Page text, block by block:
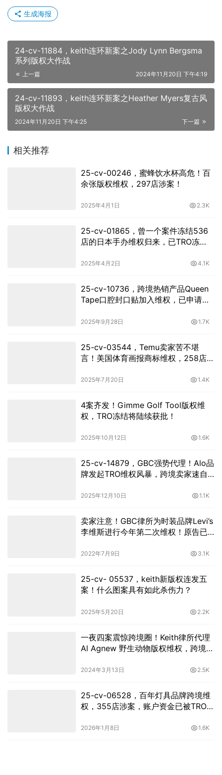
生成海报
24-cv-11884，keith连环新案之Jody Lynn Bergsma
系列版权大作战
上一篇 2024年11月20日 下午4:19
24-cv-11893，keith连环新案之Heather Myers复古风
版权大作战
下一篇
2024年11月20日 下午4:25
相关推荐
25-cv-00246，蜜蜂饮水杯高危！百
余张版权维权，297店涉案！
2025年4月1日 2.3K
25-cv-01865，曾一个案件冻结536
店的日本手办维权归来，已TRO冻
2025年4月2日 4.1K
25-cv-10736，跨境热销产品Queen
Tape口腔封口贴加入维权，已申请
2025年9月28日 1.7K
25-cv-03544，Temu卖家苦不堪
言！美国体育画报商标维权，258店被
2025年7月20日 1.4K
4案齐发！Gimme Golf Tool版权维
权，TRO冻结将陆续获批！
2025年10月12日 1.6K
25-cv-14879，GBC强势代理！Alo品
牌发起TRO维权风暴，跨境卖家速自
2025年12月10日 1.1K
卖家注意！GBC律所为时装品牌Levi’s
李维斯进行今年第二次维权！原告已
2022年7月9日 3.1K
25-cv- 05537，keith新版权连发五
案！什么图案具有如此杀伤力？
2025年5月20日 2.2K
一夜四案震惊跨境圈！Keith律所代理
Al Agnew 野生动物版权维权，跨境卖
2024年3月13日 2.5K
25-cv-06528，百年灯具品牌跨境维
权，355店涉案，账户资金已被TRO冻
2026年1月8日 1.6K